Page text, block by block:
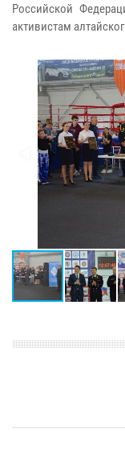
Российской
активистам